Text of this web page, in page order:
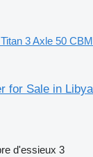
3 Axle 50 CBM
for Sale in Libya
d'essieux 3